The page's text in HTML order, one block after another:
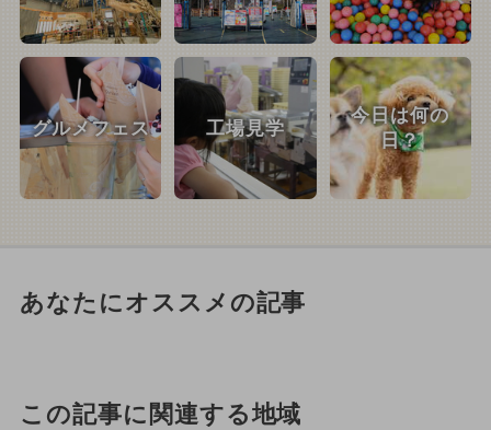
グルメフェス 工場見学
今日は何の
日？
あなたにオススメの記事
この記事に関連する地域